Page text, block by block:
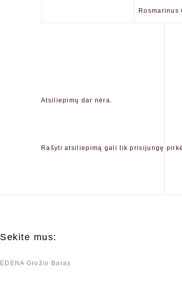
Atsiliepimų dar nėra.
Rašyti atsiliepimą gali tik prisijungę
Sekite mus:
EDENA Grožio Baras